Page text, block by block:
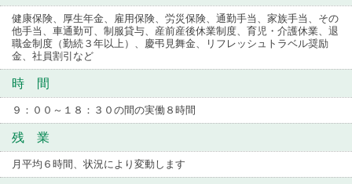
健康保険、厚生年金、雇用保険、労災保険、通勤手当、家族手当、その
他手当、車通勤可、制服貸与、産前産後休業制度、育児・介護休業、退
職金制度（勤続３年以上）、慶弔見舞金、リフレッシュトラベル奨励
金、社員割引など
時 間
９：００～１８：３０の間の実働８時間
残 業
月平均６時間、状況により変動します